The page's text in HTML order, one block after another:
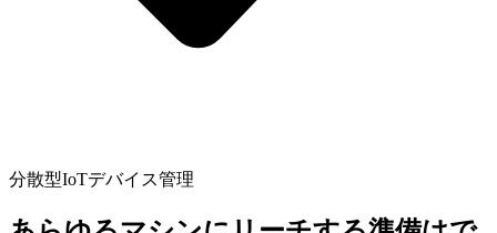
分散型IoTデバイス管理